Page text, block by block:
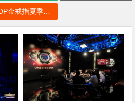
WSOP金戒指夏季巡回赛